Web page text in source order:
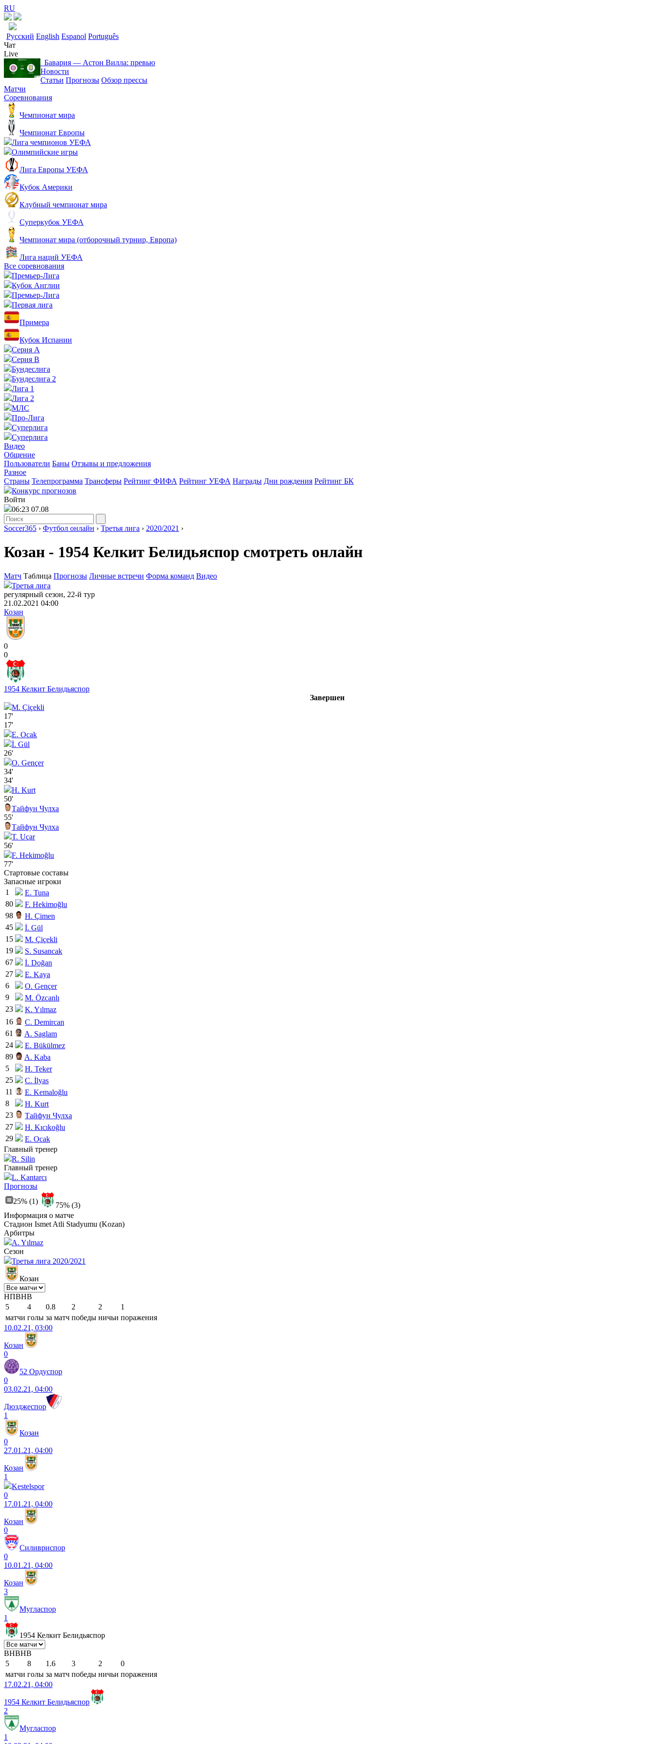
RU
Русский English Espanol Português
Чат
Live
Бавария ― Астон Вилла: превью
Новости
Статьи Прогнозы Обзор прессы
Матчи
Соревнования
Чемпионат мира
Чемпионат Европы
Лига чемпионов УЕФА
Олимпийские игры
Лига Европы УЕФА
Кубок Америки
Клубный чемпионат мира
Суперкубок УЕФА
Чемпионат мира (отборочный турнир, Европа)
Лига наций УЕФА
Все соревнования
Премьер-Лига
Кубок Англии
Премьер-Лига
Первая лига
Примера
Кубок Испании
Серия А
Серия B
Бундеслига
Бундеслига 2
Лига 1
Лига 2
МЛС
Про-Лига
Суперлига
Суперлига
Видео
Общение
Пользователи Баны Отзывы и предложения
Разное
Страны Телепрограмма Трансферы Рейтинг ФИФА Рейтинг УЕФА Награды Дни рождения Рейтинг БК
Конкурс прогнозов
Войти
06:23 07.08
Soccer365 › Футбол онлайн › Третья лига › 2020/2021 ›
Козан - 1954 Келкит Белидьяспор смотреть онлайн
Матч Таблица Прогнозы Личные встречи Форма команд Видео
Третья лига
регулярный сезон, 22-й тур
21.02.2021 04:00
Козан
0
0
1954 Келкит Белидьяспор
Завершен
M. Çiçekli
17'
17'
E. Ocak
İ. Gül
26'
O. Gençer
34'
34'
H. Kurt
50'
Тайфун Чулха
55'
Тайфун Чулха
T. Uçar
56'
F. Hekimoğlu
77'
Стартовые составы
Запасные игроки
1
E. Tuna
80
F. Hekimoğlu
98
H. Çimen
45
İ. Gül
15
M. Çiçekli
19
S. Susancak
67
İ. Doğan
27
E. Kaya
6
O. Gençer
9
M. Özcanlı
23
K. Yılmaz
16
C. Demircan
61
A. Saglam
24
E. Bükülmez
89
A. Kaba
5
H. Teker
25
C. İlyas
11
E. Kemaloğlu
8
H. Kurt
23
Тайфун Чулха
27
H. Kıcıkoğlu
29
E. Ocak
Главный тренер
R. Silin
Главный тренер
L. Kantarcı
Прогнозы
25% (1)
75% (3)
Информация о матче
Стадион Ismet Atli Stadyumu (Kozan)
Арбитры
A. Yılmaz
Сезон
Третья лига 2020/2021
Козан
НПВНВ
5
4 0.8 2 2
1
матчи голы за матч победы ничьи поражения
10.02.21, 03:00
Козан
0
52 Ордуспор
0
03.02.21, 04:00
Дюзджеспор
1
Козан
0
27.01.21, 04:00
Козан
1
Kestelspor
0
17.01.21, 04:00
Козан
0
Силивриспор
0
10.01.21, 04:00
Козан
3
Мугласпор
1
1954 Келкит Белидьяспор
ВНВНВ
5
8 1.6 3 2
0
матчи голы за матч победы ничьи поражения
17.02.21, 04:00
1954 Келкит Белидьяспор
2
Мугласпор
1